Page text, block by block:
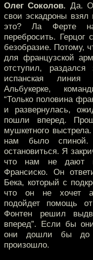
Олег Соколов. Да.
свои эскадроны
это? Ла Ферте
перебросить. Герцог
безобразие. Потому,
для французской
отступил,
испанская линия
Альбукерке,
“Только половина
и развернулась,
пошли вперед.
мушкетного
нам было спиной.
остановиться. Я
что нам не дают
Франсиско. Он
Бека, который с
что он не хочет
подойдет помощь
Фонтен решил
вперед”. Если бы
они дошли бы до
произошло.